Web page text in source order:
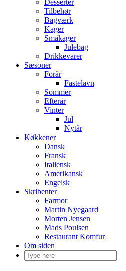
Desserter
Tilbehør
Bagværk
Kager
Småkager
Julebag
Drikkevarer
Sæsoner
Forår
Fastelavn
Sommer
Efterår
Vinter
Jul
Nytår
Køkkener
Dansk
Fransk
Italiensk
Amerikansk
Engelsk
Skribenter
Farmor
Martin Nyegaard
Morten Jensen
Mads Poulsen
Restaurant Komfur
Om siden